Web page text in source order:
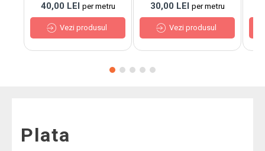
40,00 LEI per metru
Vezi produsul
30,00 LEI per metru
Vezi produsul
Plata